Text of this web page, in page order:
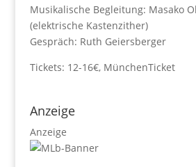
Musikalische Begleitung: Masako
(elektrische Kastenzither)
Gespräch: Ruth Geiersberger
Tickets: 12-16€, MünchenTicket
Anzeige
Anzeige